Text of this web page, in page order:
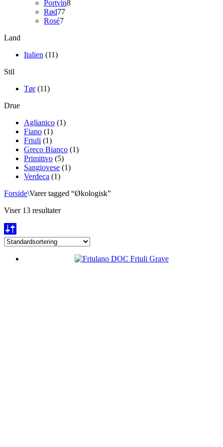
Portvin88
Rød7777
Rosé77
Land
Italien (11)
Stil
Tør (11)
Drue
Aglianico (1)
Fiano (1)
Friuli (1)
Greco Bianco (1)
Primitivo (5)
Sangiovese (1)
Verdeca (1)
Forside\Varer tagged “Økologisk”
Viser 13 resultater